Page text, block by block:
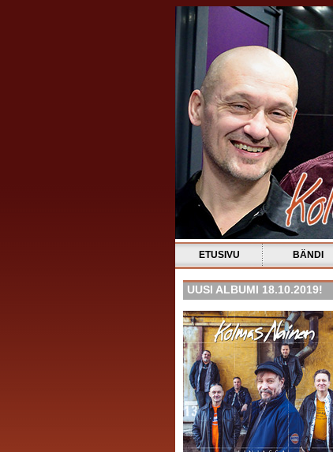
ETUSIVU BÄNDI
UUSI ALBUMI 18.10.2019!